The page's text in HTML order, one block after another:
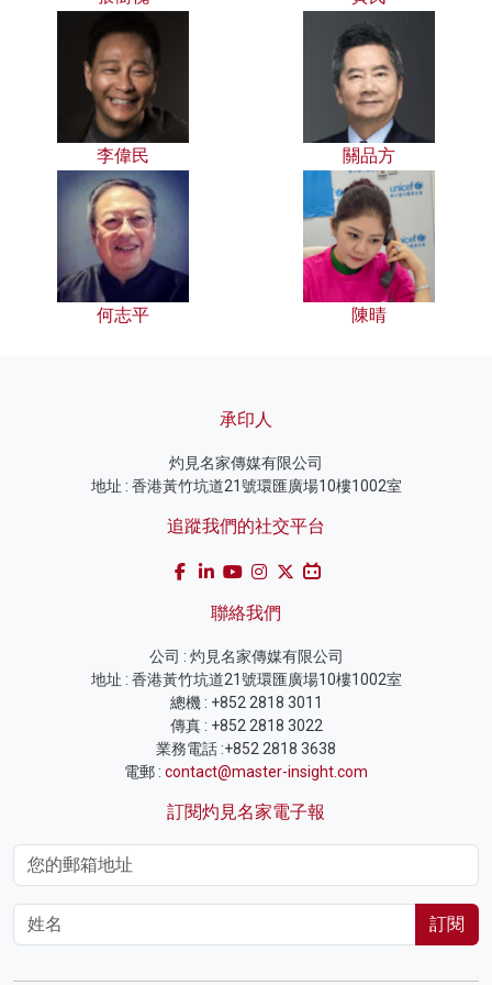
李偉民 關品方
何志平 陳晴
承印人
灼見名家傳媒有限公司
地址 : 香港黃竹坑道21號環匯廣場10樓1002室
追蹤我們的社交平台
聯絡我們
公司 : 灼見名家傳媒有限公司
地址 : 香港黃竹坑道21號環匯廣場10樓1002室
總機 : +852 2818 3011
傳真 : +852 2818 3022
業務電話 :+852 2818 3638
電郵 : contact@master-insight.com
訂閱灼見名家電子報
訂閱